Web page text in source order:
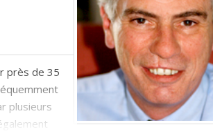
près de 35
plusieurs